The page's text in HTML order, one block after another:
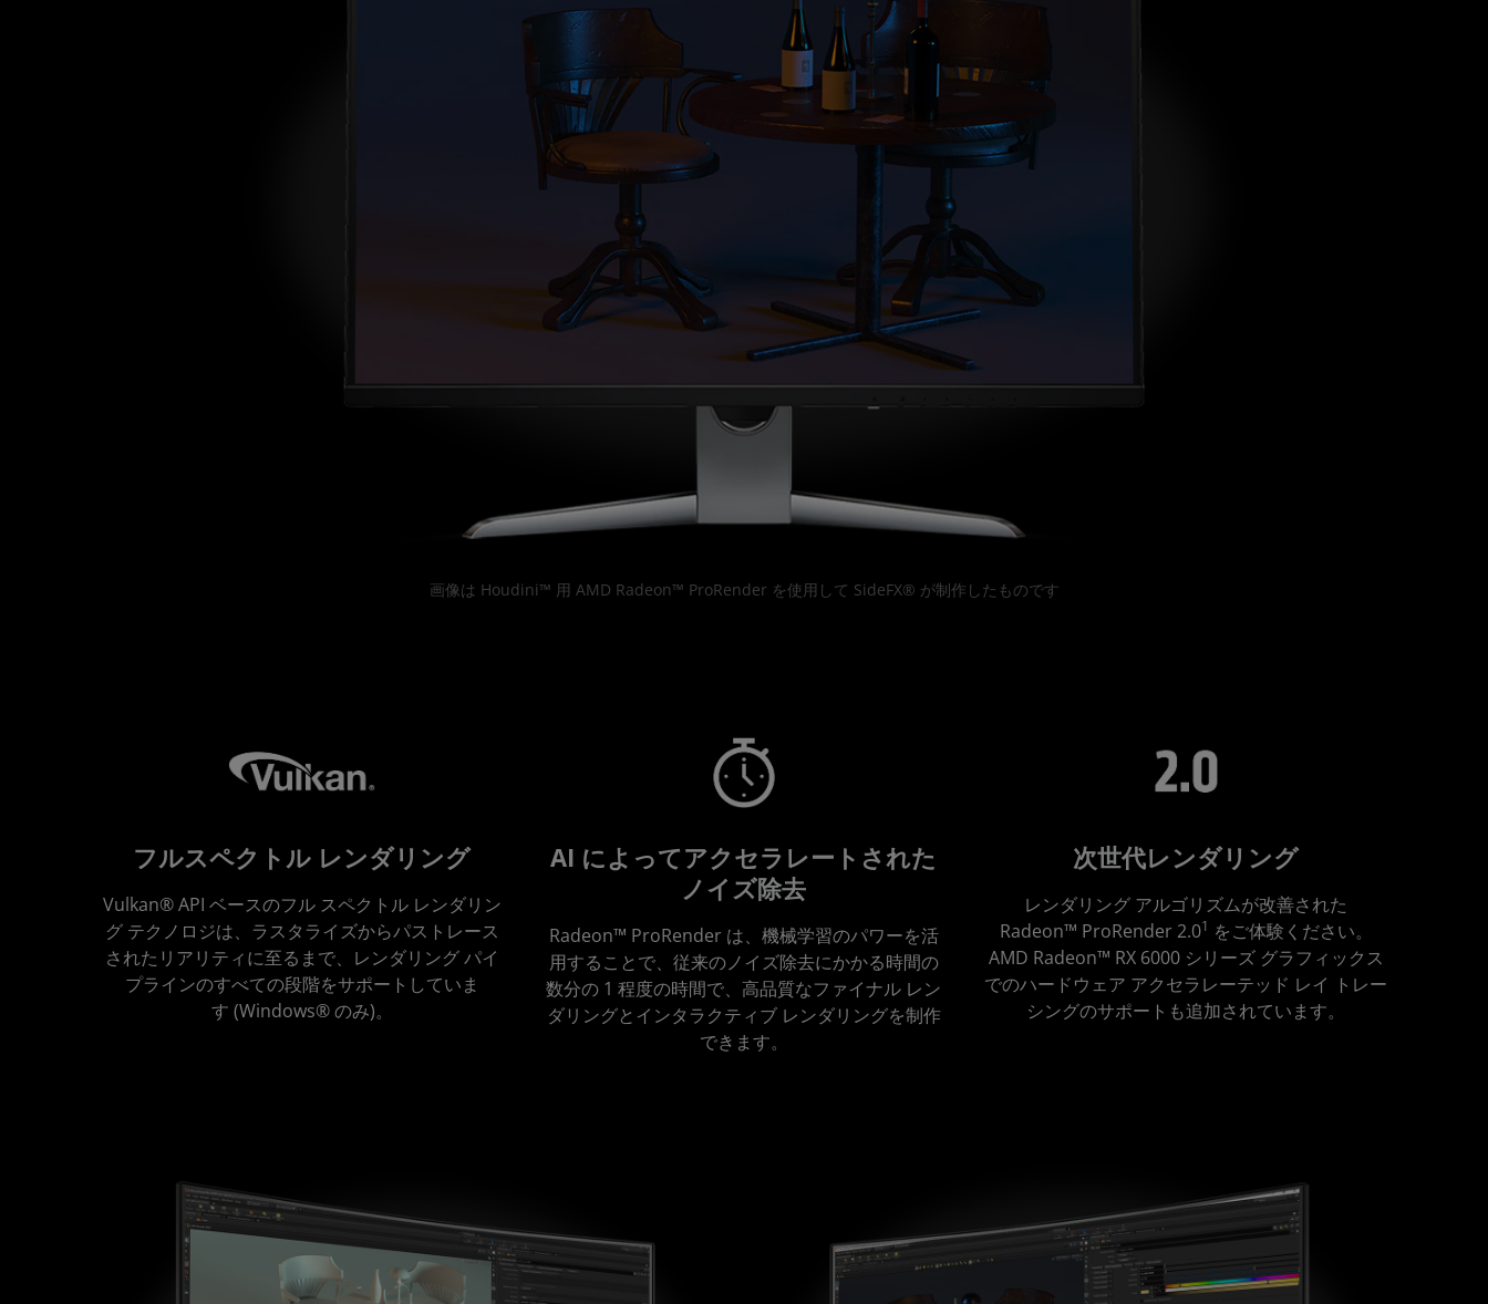
画像は Houdini™ 用 AMD Radeon™ ProRender を使用して SideFX® が制作したものです
フルスペクトル レンダリング
Vulkan® API ベースのフル スペクトル レンダリン
グ テクノロジは、ラスタライズからパストレース
されたリアリティに至るまで、レンダリング パイ
プラインのすべての段階をサポートしていま
す (Windows® のみ)。
AI によってアクセラレートされた
ノイズ除去
Radeon™ ProRender は、機械学習のパワーを活
用することで、従来のノイズ除去にかかる時間の
数分の 1 程度の時間で、高品質なファイナル レン
ダリングとインタラクティブ レンダリングを制作
できます。
次世代レンダリング
レンダリング アルゴリズムが改善された
Radeon™ ProRender 2.01 をご体験ください。
AMD Radeon™ RX 6000 シリーズ グラフィックス
でのハードウェア アクセラレーテッド レイ トレー
シングのサポートも追加されています。